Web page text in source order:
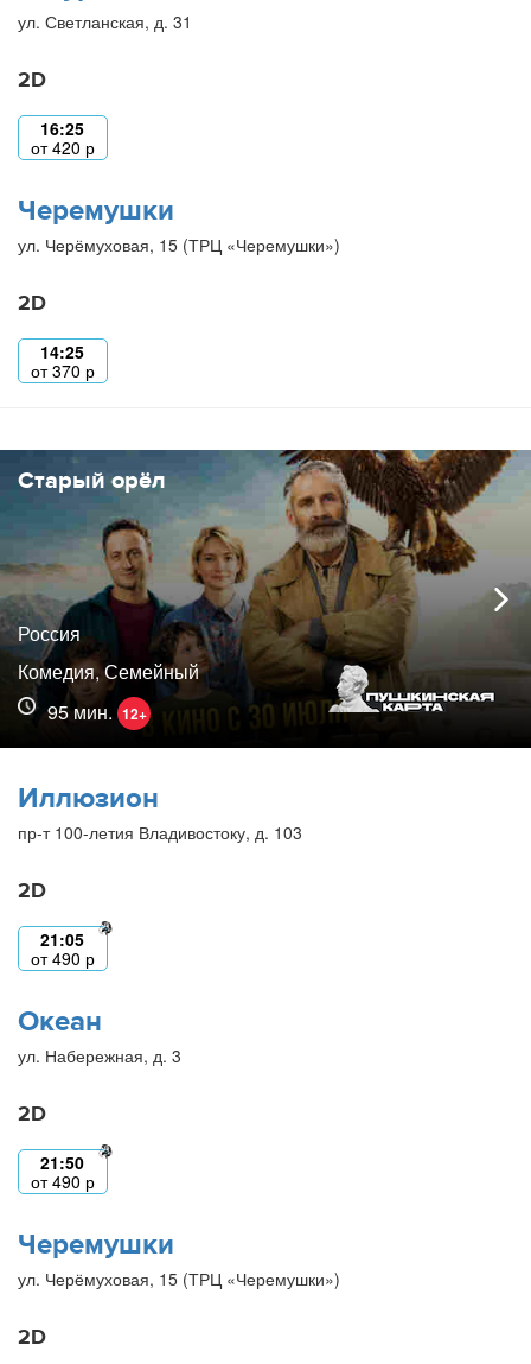
ул. Светланская, д. 31
2D
16:25
от420 р
Черемушки
ул. Черёмуховая, 15 (ТРЦ «Черемушки»)
2D
14:25
от370 р
Старый орёл
Россия
Комедия, Семейный
95 мин. 12+
Иллюзион
пр-т 100-летия Владивостоку, д. 103
2D
21:05
от490 р
Океан
ул. Набережная, д. 3
2D
21:50
от490 р
Черемушки
ул. Черёмуховая, 15 (ТРЦ «Черемушки»)
2D